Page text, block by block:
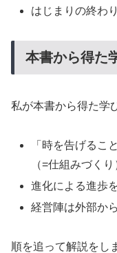
はじまりの終わり
本書から得た
私が本書から得た学
「時を告げるこ
（=仕組みづくり
進化による進歩
経営陣は外部か
順を追って解説をし